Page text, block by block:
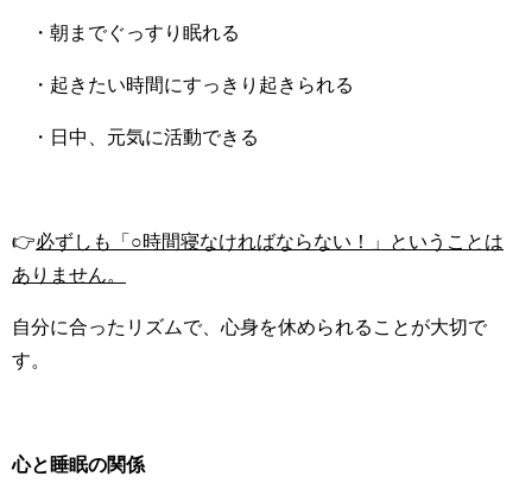
・朝までぐっすり眠れる
・起きたい時間にすっきり起きられる
・日中、元気に活動できる
👉必ずしも「○時間寝なければならない！」ということは
ありません。
自分に合ったリズムで、心身を休められることが大切で
す。
心と睡眠の関係